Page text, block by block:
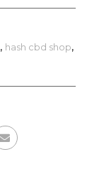
, hash cbd shop,